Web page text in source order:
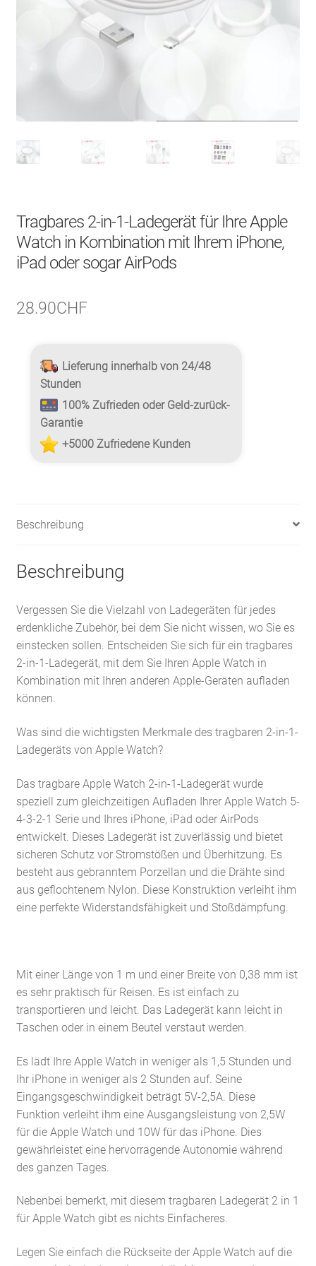
Search Button
Tragbares 2-in-1-Ladegerät für Ihre Apple
Watch in Kombination mit Ihrem iPhone,
iPad oder sogar AirPods
28.90CHF
Lieferung innerhalb von 24/48
Stunden
100% Zufrieden oder Geld-zurück-
Garantie
+5000 Zufriedene Kunden
Beschreibung
Beschreibung
Vergessen Sie die Vielzahl von Ladegeräten für jedes
erdenkliche Zubehör, bei dem Sie nicht wissen, wo Sie es
einstecken sollen. Entscheiden Sie sich für ein tragbares
2-in-1-Ladegerät, mit dem Sie Ihren Apple Watch in
Kombination mit Ihren anderen Apple-Geräten aufladen
können.
Was sind die wichtigsten Merkmale des tragbaren 2-in-1-
Ladegeräts von Apple Watch?
Das tragbare Apple Watch 2-in-1-Ladegerät wurde
speziell zum gleichzeitigen Aufladen Ihrer Apple Watch 5-
4-3-2-1 Serie und Ihres iPhone, iPad oder AirPods
entwickelt. Dieses Ladegerät ist zuverlässig und bietet
sicheren Schutz vor Stromstößen und Überhitzung. Es
besteht aus gebranntem Porzellan und die Drähte sind
aus geflochtenem Nylon. Diese Konstruktion verleiht ihm
eine perfekte Widerstandsfähigkeit und Stoßdämpfung.
Mit einer Länge von 1 m und einer Breite von 0,38 mm ist
es sehr praktisch für Reisen. Es ist einfach zu
transportieren und leicht. Das Ladegerät kann leicht in
Taschen oder in einem Beutel verstaut werden.
Es lädt Ihre Apple Watch in weniger als 1,5 Stunden und
Ihr iPhone in weniger als 2 Stunden auf. Seine
Eingangsgeschwindigkeit beträgt 5V-2,5A. Diese
Funktion verleiht ihm eine Ausgangsleistung von 2,5W
für die Apple Watch und 10W für das iPhone. Dies
gewährleistet eine hervorragende Autonomie während
des ganzen Tages.
Nebenbei bemerkt, mit diesem tragbaren Ladegerät 2 in 1
für Apple Watch gibt es nichts Einfacheres.
Legen Sie einfach die Rückseite der Apple Watch auf die